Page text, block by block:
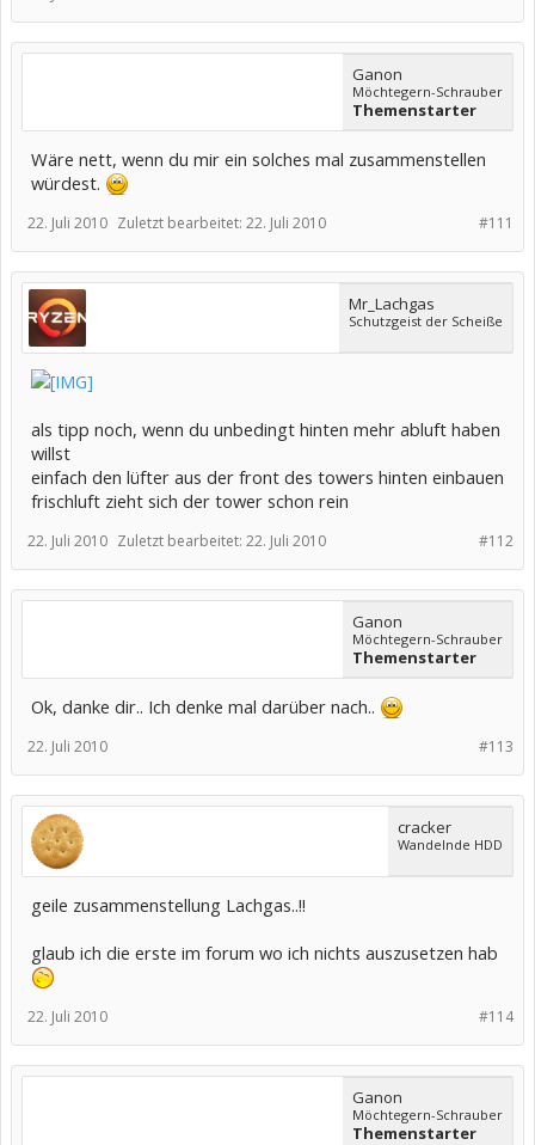
Ganon
Möchtegern-Schrauber
Themenstarter
Wäre nett, wenn du mir ein solches mal zusammenstellen
würdest.
#111
22. Juli 2010 Zuletzt bearbeitet: 22. Juli 2010
Mr_Lachgas
Schutzgeist der Scheiße
als tipp noch, wenn du unbedingt hinten mehr abluft haben
willst
einfach den lüfter aus der front des towers hinten einbauen
frischluft zieht sich der tower schon rein
#112
22. Juli 2010 Zuletzt bearbeitet: 22. Juli 2010
Ganon
Möchtegern-Schrauber
Themenstarter
Ok, danke dir.. Ich denke mal darüber nach..
#113
22. Juli 2010
cracker
Wandelnde HDD
geile zusammenstellung Lachgas..!!
glaub ich die erste im forum wo ich nichts auszusetzen hab
#114
22. Juli 2010
Ganon
Möchtegern-Schrauber
Themenstarter